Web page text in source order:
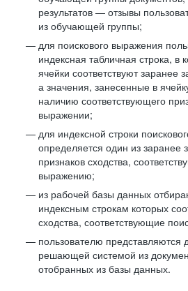
результатов — отзывы
из обучающей группы;
для поискового выражения
индексная табличная строка, в
ячейки соответствуют заранее
а значения, занесенные в
наличию соответствующего
выражении;
для индексной строки
определяется один из
признаков сходства,
выражению;
из рабочей базы данных
индексным строкам которых
сходства, соответствующие
пользователю представляются
решающей системой из
отобранных из базы данных.